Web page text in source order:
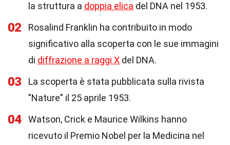
la struttura a doppia elica del DNA nel 1953.
02
Rosalind Franklin ha contribuito in modo
significativo alla scoperta con le sue immagini
di diffrazione a raggi X del DNA.
03
La scoperta è stata pubblicata sulla rivista
"Nature" il 25 aprile 1953.
04
Watson, Crick e Maurice Wilkins hanno
ricevuto il Premio Nobel per la Medicina nel